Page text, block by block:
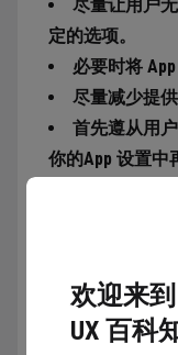
尽量让用户
定的选项。
必要时将
尽量减少提
首先遵从用
你的App 设置中
统提供的设置
局选项，则至
且困扰的使用
个系统范围的
欢迎来到
UX 百科